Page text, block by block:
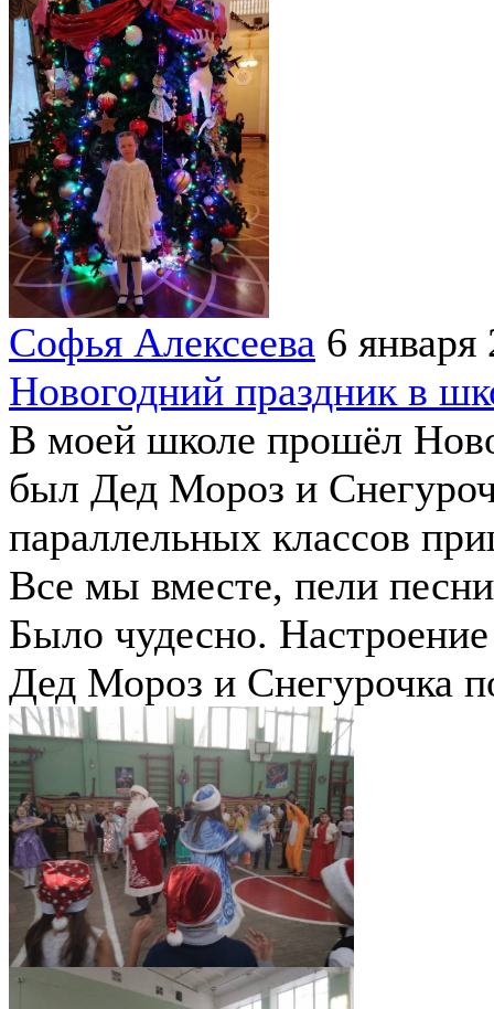
Софья Алексеева 6 января
Новогодний праздник в
В моей школе прошёл
был Дед Мороз и
параллельных классов
Все мы вместе, пели
Было чудесно.
Дед Мороз и Снегурочка